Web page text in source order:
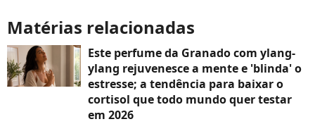
Matérias relacionadas
Este perfume da Granado com ylang-
ylang rejuvenesce a mente e 'blinda' o
estresse; a tendência para baixar o
cortisol que todo mundo quer testar
em 2026